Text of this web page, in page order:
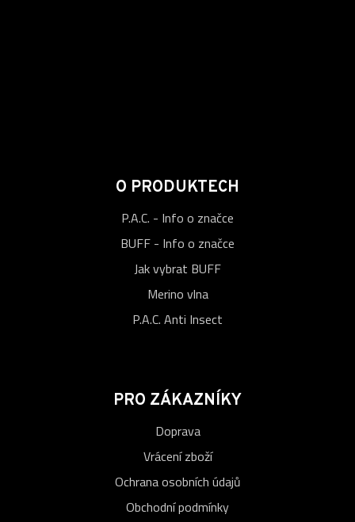
O PRODUKTECH
P.A.C. - Info o značce
BUFF - Info o značce
Jak vybrat BUFF
Merino vlna
P.A.C. Anti Insect
PRO ZÁKAZNÍKY
Doprava
Vrácení zboží
Ochrana osobních údajů
Obchodní podmínky